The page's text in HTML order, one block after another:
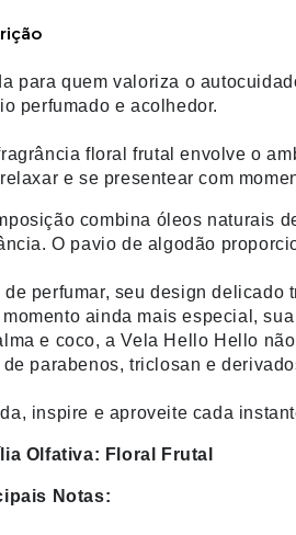
para quem valoriza o
perfumado e acolhedor.
floral frutal envolve o
e se presentear com
combina óleos naturais
O pavio de algodão
de perfumar, seu design delicado
ainda mais especial,
e coco, a Vela Hello Hello
de parabenos, triclosan e
inspire e aproveite cada
Olfativa: Floral Frutal
Notas: